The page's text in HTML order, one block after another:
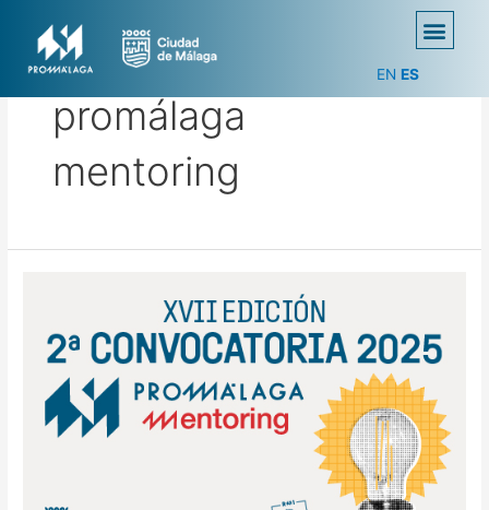
EN ES
promálaga
mentoring